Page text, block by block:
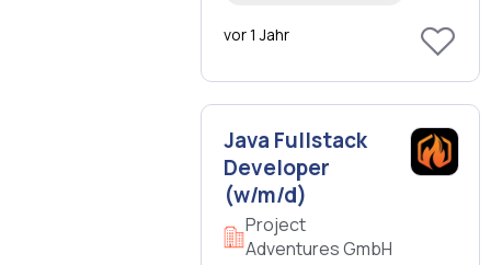
vor 1 Jahr
Java Fullstack
Developer
(w/m/d)
Project
Adventures GmbH